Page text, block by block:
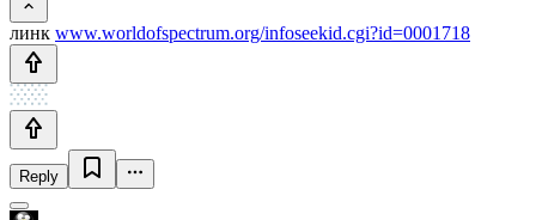
линк www.worldofspectrum.org/infoseekid.cgi?id=0001718
Reply